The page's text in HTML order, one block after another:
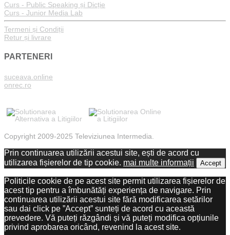
Curs - Public Speaking și Dicție
Curs - Junior Media Lab
Termeni și Condiții
Retur și livrare
PARTENERI
suceava.online
onrec.ro
Copyright 2009-2025 Televiziunea Intermedia.
Prin continuarea utilizării acestui site, ești de acord cu
utilizarea fișierelor de tip cookie. mai multe informații Accept
Politicile cookie de pe acest site permit utilizarea fișierelor de
acest tip pentru a îmbunătăți experiența de navigare. Prin
continuarea utilizării acestui site fără modificarea setărilor
sau dai click pe ”Accept” sunteți de acord cu această
prevedere. Vă puteți răzgândi și vă puteți modifica opțiunile
privind aprobarea oricând, revenind la acest site.